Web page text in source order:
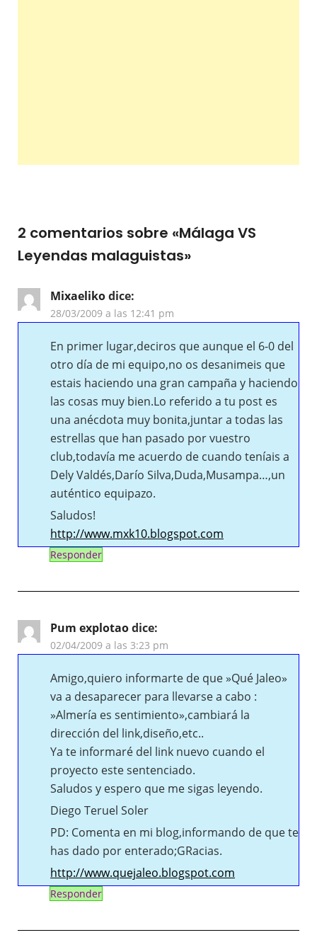
2 comentarios sobre «Málaga VS
Leyendas malaguistas»
Mixaelikodice:
28/03/2009 a las 12:41 pm
En primer lugar,deciros que aunque el 6-0 del
otro día de mi equipo,no os desanimeis que
estais haciendo una gran campaña y haciendo
las cosas muy bien.Lo referido a tu post es
una anécdota muy bonita,juntar a todas las
estrellas que han pasado por vuestro
club,todavía me acuerdo de cuando teníais a
Dely Valdés,Darío Silva,Duda,Musampa…,un
auténtico equipazo.
Saludos!
http://www.mxk10.blogspot.com
Responder
Pum explotaodice:
02/04/2009 a las 3:23 pm
Amigo,quiero informarte de que »Qué Jaleo»
va a desaparecer para llevarse a cabo :
»Almería es sentimiento»,cambiará la
dirección del link,diseño,etc..
Ya te informaré del link nuevo cuando el
proyecto este sentenciado.
Saludos y espero que me sigas leyendo.
Diego Teruel Soler
PD: Comenta en mi blog,informando de que te
has dado por enterado;GRacias.
http://www.quejaleo.blogspot.com
Responder